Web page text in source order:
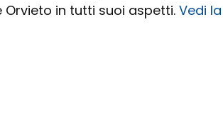
Orvieto in tutti suoi aspetti. Vedi